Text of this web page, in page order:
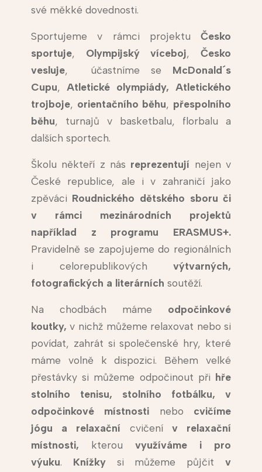
své měkké dovednosti.
Sportujeme v rámci projektuČesko
sportuje, Olympijský víceboj,Česko
vesluje, účastníme se McDonald´s
Cupu, Atletické olympiády,
Atletického
trojboje, orientačního běhu, přespolního
běhu, turnajů v basketbalu, florbalu a
dalších sportech.
Školu někteří z nás reprezentují nejen v
České republice, ale i v zahraničí jako
zpěváci Roudnického dětského sboru či
v rámci mezinárodních projektů
například z programu ERASMUS+.
Pravidelně se zapojujeme do regionálních
i celorepublikovýchvýtvarných,
fotografických a literárních soutěží.
Na chodbách máme odpočinkové
koutky, v nichž můžeme relaxovat nebo si
povídat, zahrát si společenské hry, které
máme volně k dispozici. Během velké
přestávky si můžeme odpočinout při hře
stolního tenisu, stolního fotbálku, v
odpočinkové místnosti nebo cvičíme
jógu a relaxační cvičenív relaxační
místnosti, kterou využíváme i pro
výuku. Knížkysi můžeme půjčitv